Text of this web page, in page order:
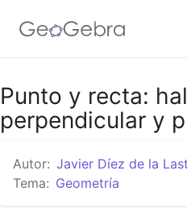
Google Classroom
Punto y recta:
perpendicular y
Autor: Javier Díez de la
Tema: Geometría